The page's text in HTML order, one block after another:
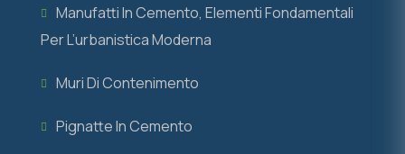
Manufatti In Cemento, Elementi Fondamentali
Per L’urbanistica Moderna
Muri Di Contenimento
Pignatte In Cemento